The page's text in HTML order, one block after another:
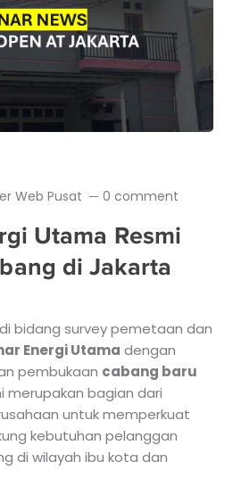
Web Pusat 0 comment
Utama Resmi
di Jakarta
bidang survey pemetaan dan
Energi Utama dengan
pembukaan cabang baru
merupakan bagian dari
untuk memperkuat
kebutuhan pelanggan
di wilayah ibu kota dan